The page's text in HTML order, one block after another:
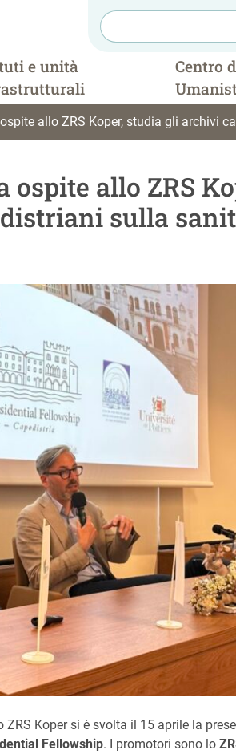
e unità
Centro
allo ZRS Koper, studia gli archivi
ospite allo ZRS
sulla
Koper si è svolta il 15 aprile la
Fellowship. I promotori sono lo